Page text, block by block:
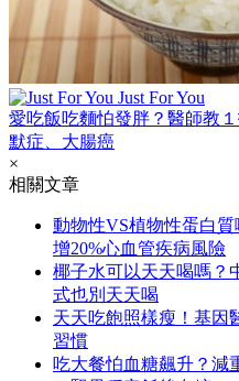
Just For You
愛吃飯吃麵怕發胖？醫師教
默症、大腸癌
×
相關文章
動物性VS植物性蛋白
增20%心血管疾病風險
椰子水可以天天喝嗎？
式也別天天喝
天天吃飽照樣瘦！基因
習慣
吃大餐怕血糖飆升？減